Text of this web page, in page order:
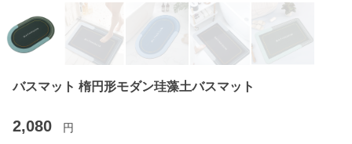
バスマット 楕円形モダン珪藻土バスマット
2,080 円